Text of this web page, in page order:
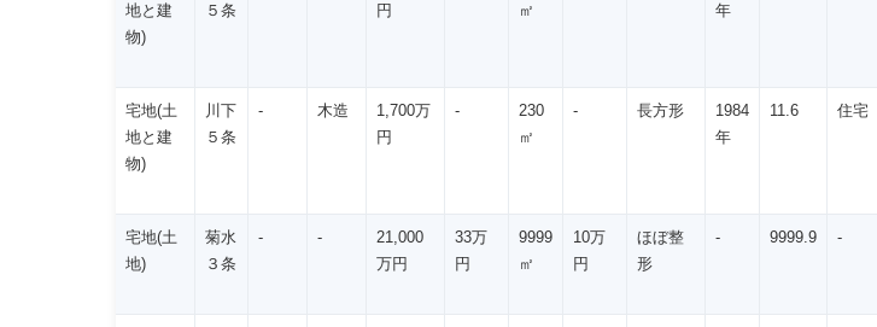
地と建
物)
５条
円
㎡
年
宅地(土
地と建
物)
川下
５条
- 木造
1,700万
円
-
230
㎡
- 長方形
1984
年
11.6 住宅
宅地(土
地)
菊水
３条
- -
21,000
万円
33万
円
9999
㎡
10万
円
ほぼ整
形
- 9999.9 -